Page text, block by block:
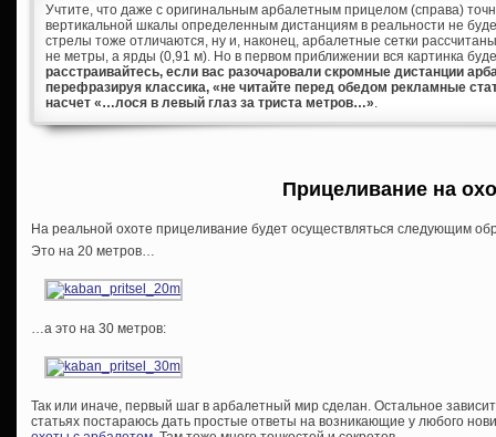
Учтите, что даже с оригинальным арбалетным прицелом (справа)
вертикальной шкалы определенным дистанциям в реальности не
стрелы тоже отличаются, ну и, наконец, арбалетные сетки
не метры, а ярды (0,91 м). Но в первом приближении вся картинка
расстраивайтесь, если вас разочаровали скромные дистанции
перефразируя классика, «не читайте перед обедом рекламные
насчет «…лося в левый глаз за триста метров…».
Прицеливание на
На реальной охоте прицеливание будет осуществляться следующим
Это на 20 метров…
…а это на 30 метров:
Так или иначе, первый шаг в арбалетный мир сделан. Остальное
статьях постараюсь дать простые ответы на возникающие у любого